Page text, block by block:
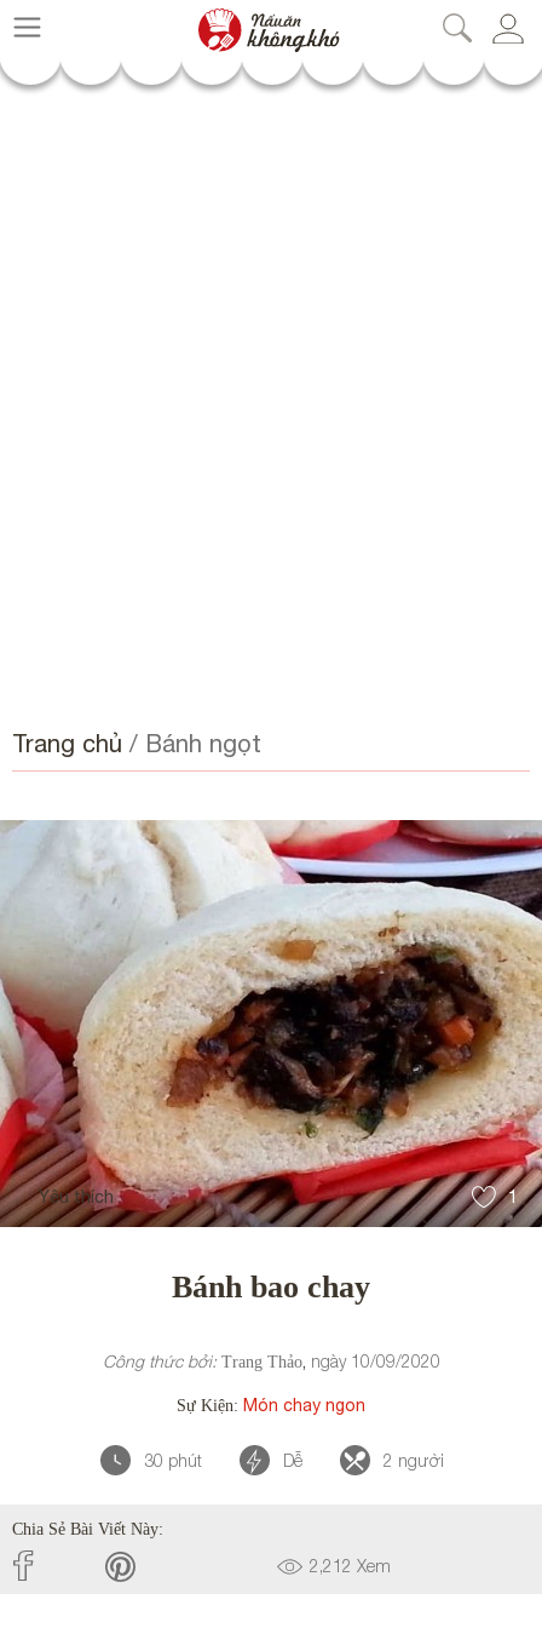
nauankhongkho.vn
Trang chủ / Bánh ngọt
Yêu thích 1
Bánh bao chay
Công thức bởi: Trang Thảo, ngày 10/09/2020
Sự Kiện: Món chay ngon
30 phút Dễ 2 người
Chia Sẻ Bài Viết Này:
2,212 Xem